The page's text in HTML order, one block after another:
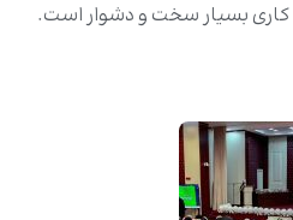
بسیار سخت و دشوار است.